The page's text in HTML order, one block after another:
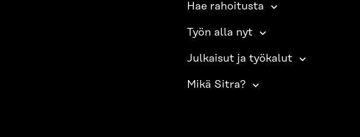
Hae rahoitusta
Työn alla nyt
Julkaisut ja työkalut
Mikä Sitra?